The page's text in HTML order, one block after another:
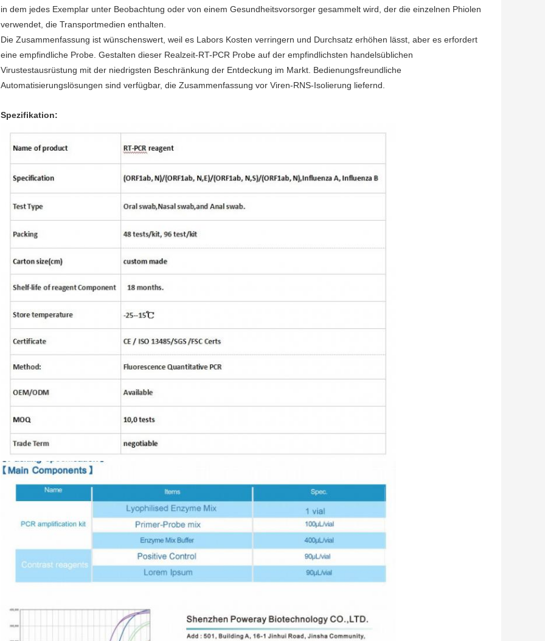
Hinterlass eine Nachricht
Wir rufen Sie bald zurück!
in dem jedes Exemplar unter Beobachtung oder von einem Gesundheitsvorsorger gesammelt wird, der die einzelnen Phiolen
verwendet, die Transportmedien enthalten.
Die Zusammenfassung ist wünschenswert, weil es Labors Kosten verringern und Durchsatz erhöhen lässt, aber es erfordert
eine empfindliche Probe. Gestalten dieser Realzeit-RT-PCR Probe auf der empfindlichsten handelsüblichen
Virustestausrüstung mit der niedrigsten Beschränkung der Entdeckung im Markt. Bedienungsfreundliche
Automatisierungslösungen sind verfügbar, die Zusammenfassung vor Viren-RNS-Isolierung liefernd.
Spezifikation: